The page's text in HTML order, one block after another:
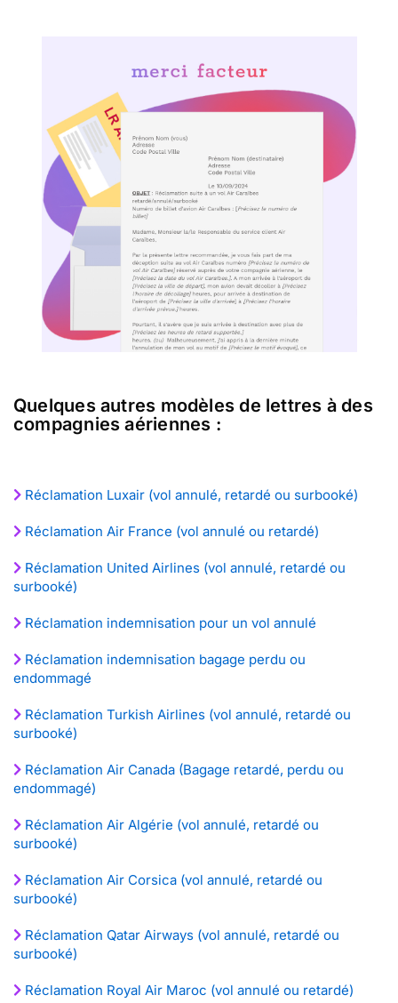
Quelques autres modèles de lettres à des
compagnies aériennes :
Réclamation Luxair (vol annulé, retardé ou surbooké)
Réclamation Air France (vol annulé ou retardé)
Réclamation United Airlines (vol annulé, retardé ou
surbooké)
Réclamation indemnisation pour un vol annulé
Réclamation indemnisation bagage perdu ou
endommagé
Réclamation Turkish Airlines (vol annulé, retardé ou
surbooké)
Réclamation Air Canada (Bagage retardé, perdu ou
endommagé)
Réclamation Air Algérie (vol annulé, retardé ou
surbooké)
Réclamation Air Corsica (vol annulé, retardé ou
surbooké)
Réclamation Qatar Airways (vol annulé, retardé ou
surbooké)
Réclamation Royal Air Maroc (vol annulé ou retardé)